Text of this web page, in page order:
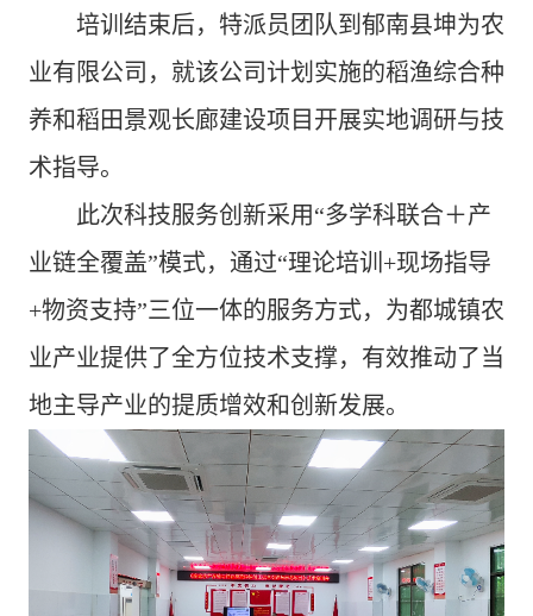
培训结束后，特派员团队到郁南县坤为农
业有限公司，就该公司计划 实施的稻渔综合种
养和稻田景观长廊建设项目开展实地调研与技
术指导。
此次科技服务创新采用“多学科联合＋产
业链全覆盖”模式，通过“理论培训 +现场指导
+物资支持”三位一体的服务方式，为都城镇农
业产业提供了全方位技术支撑，有效推动了当
地主导产业的提质增效和创新发展。